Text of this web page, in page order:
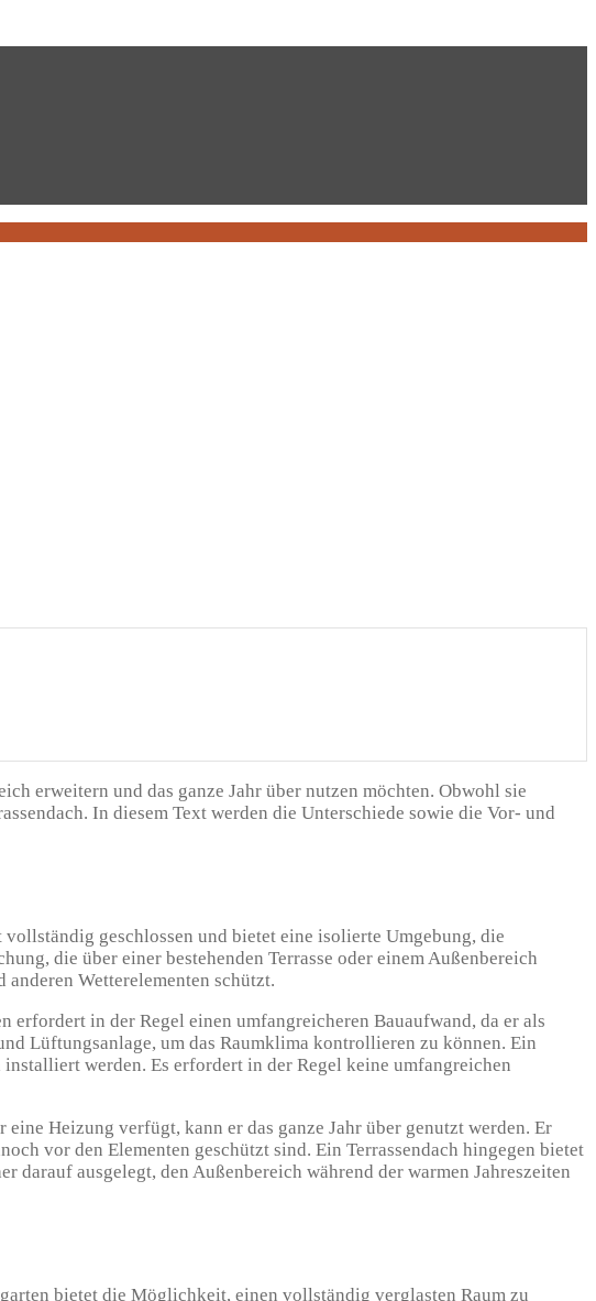
erweitern und das ganze Jahr über nutzen möchten. Obwohl sie
In diesem Text werden die Unterschiede sowie die Vor- und
geschlossen und bietet eine isolierte Umgebung, die
die über einer bestehenden Terrasse oder einem Außenbereich
Wetterelementen schützt.
in der Regel einen umfangreicheren Bauaufwand, da er als
Lüftungsanlage, um das Raumklima kontrollieren zu können. Ein
werden. Es erfordert in der Regel keine umfangreichen
Heizung verfügt, kann er das ganze Jahr über genutzt werden. Er
vor den Elementen geschützt sind. Ein Terrassendach hingegen bietet
darauf ausgelegt, den Außenbereich während der warmen Jahreszeiten
bietet die Möglichkeit, einen vollständig verglasten Raum zu